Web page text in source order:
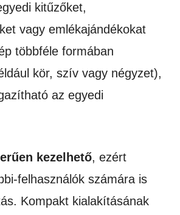
kitűzőket,
vagy emlékajándékokat
többféle formában
kör, szív vagy négyzet),
az egyedi
kezelhető, ezért
felhasználók számára is
Kompakt kialakításának